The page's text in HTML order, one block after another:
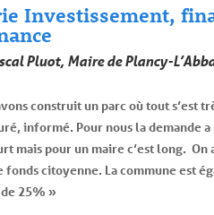
Investissement,
Pluot, Maire de Plancy-
construit un parc où tout s’est
informé. Pour nous la demande
mais pour un maire c’est long.
fonds citoyenne. La commune est
25% »